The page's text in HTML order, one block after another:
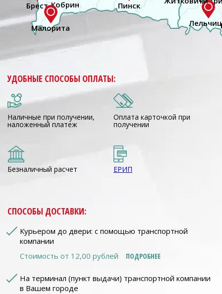
Брест
УДОБНЫЕ СПОСОБЫ ОПЛАТЫ:
Наличные при получении,
наложенный платеж
Оплата карточкой при
получении
Безналичный расчет ЕРИП
СПОСОБЫ ДОСТАВКИ:
Курьером до двери: с помощью транспортной
компании
Стоимость от 12,00 рублей
ПОДРОБНЕЕ
На терминал (пункт выдачи) транспортной компании
в Вашем городе